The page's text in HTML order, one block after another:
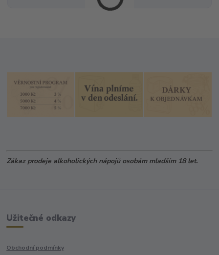
Zákaz prodeje alkoholických nápojů osobám mladším 18 let.
Užitečné odkazy
Obchodní podmínky